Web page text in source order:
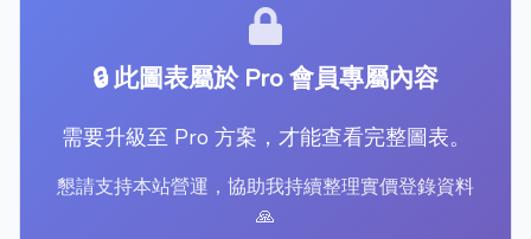
🔒 此圖表屬於 Pro 會員專屬內容
需要升級至 Pro 方案，才能查看完整圖表。
懇請支持本站營運，協助我持續整理實價登錄資料
🙏